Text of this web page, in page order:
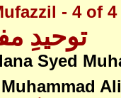
- 4 of 4
توحیدِ
Syed